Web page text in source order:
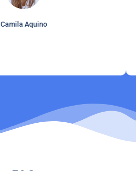
Camila Aquino